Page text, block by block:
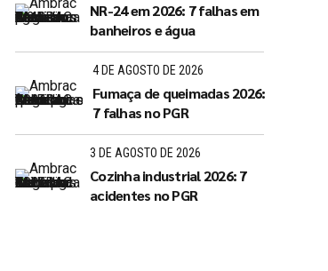
NR-24 em 2026: 7 falhas em
banheiros e água
4 DE AGOSTO DE 2026
Fumaça de queimadas 2026:
7 falhas no PGR
3 DE AGOSTO DE 2026
Cozinha industrial 2026: 7
acidentes no PGR